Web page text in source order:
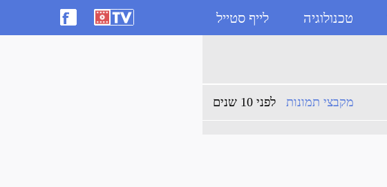
טכנולוגיה לייף סטייל
לפני 10 שנים מקבצי תמונות